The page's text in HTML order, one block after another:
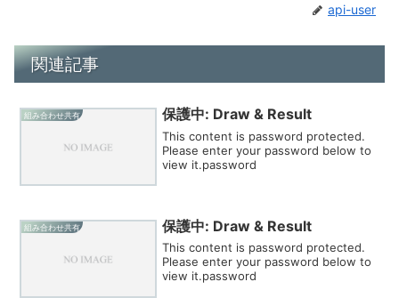
api-user
関連記事
組み合わせ共有 保護中: Draw & Result
This content is password protected.
Please enter your password below to
view it.password
組み合わせ共有 保護中: Draw & Result
This content is password protected.
Please enter your password below to
view it.password